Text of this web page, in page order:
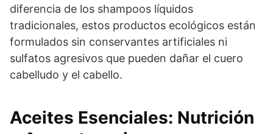
diferencia de los shampoos líquidos
tradicionales, estos productos ecológicos están
formulados sin conservantes artificiales ni
sulfatos agresivos que pueden dañar el cuero
cabelludo y el cabello.
Aceites Esenciales: Nutrición